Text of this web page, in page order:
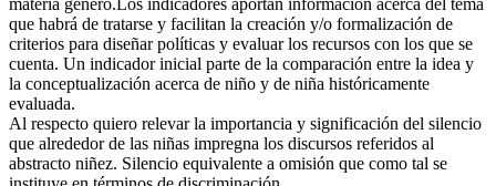
que habrá de tratarse y facilitan la creación y/o formalización de
criterios para diseñar políticas y evaluar los recursos con los que se
cuenta. Un indicador inicial parte de la comparación entre la idea y
la conceptualización acerca de niño y de niña históricamente
evaluada.
Al respecto quiero relevar la importancia y significación del silencio
que alrededor de las niñas impregna los discursos referidos al
abstracto niñez. Silencio equivalente a omisión que como tal se